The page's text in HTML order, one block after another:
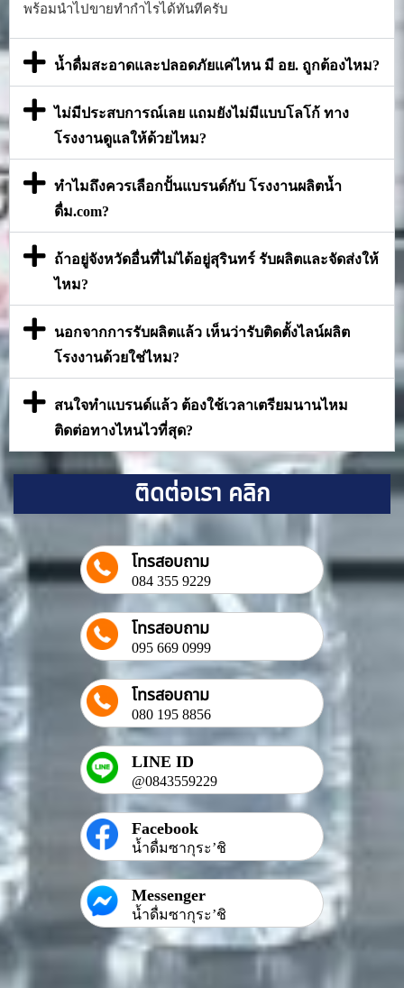
พร้อมนำไปขายทำกำไรได้ทันทีครับ
น้ำดื่มสะอาดและปลอดภัยแค่ไหน มี อย. ถูกต้องไหม?
ไม่มีประสบการณ์เลย แถมยังไม่มีแบบโลโก้ ทาง
โรงงานดูแลให้ด้วยไหม?
ทำไมถึงควรเลือกปั้นแบรนด์กับ โรงงานผลิตน้ำ
ดื่ม.com?
ถ้าอยู่จังหวัดอื่นที่ไม่ได้อยู่สุรินทร์ รับผลิตและจัดส่งให้
ไหม?
นอกจากการรับผลิตแล้ว เห็นว่ารับติดตั้งไลน์ผลิต
โรงงานด้วยใช่ไหม?
สนใจทำแบรนด์แล้ว ต้องใช้เวลาเตรียมนานไหม
ติดต่อทางไหนไวที่สุด?
ติดต่อเรา คลิก
โทรสอบถาม
084 355 9229
โทรสอบถาม
095 669 0999
โทรสอบถาม
080 195 8856
LINE ID
@0843559229
Facebook
น้ำดื่มซากุระ’ชิ
Messenger
น้ำดื่มซากุระ’ชิ